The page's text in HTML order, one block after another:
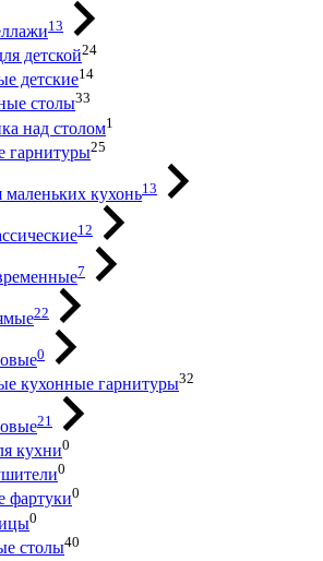
13
детской24
детские14
столы33
над столом1
гарнитуры25
маленьких кухонь13
12
7
22
0
кухонные гарнитуры32
21
кухни0
0
фартуки0
0
столы40